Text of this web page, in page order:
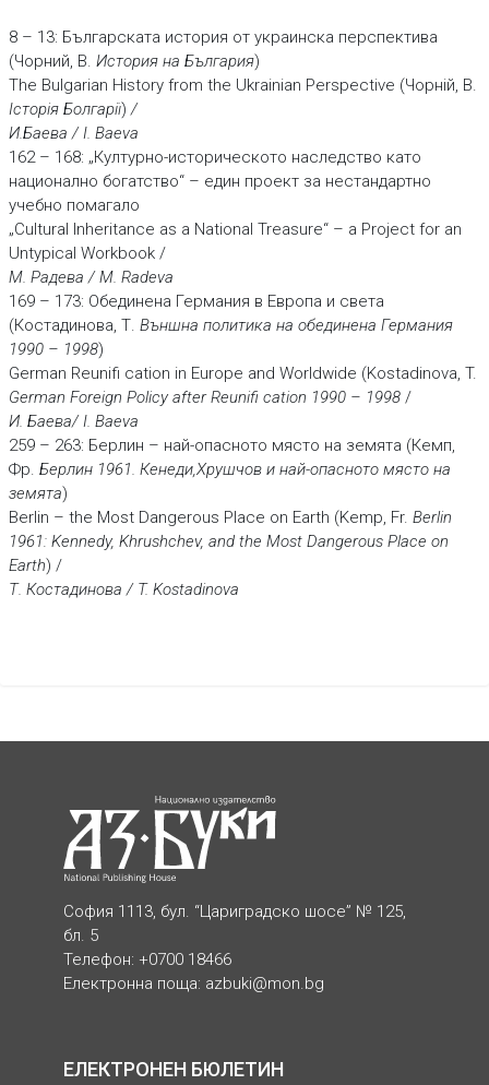
8 – 13: Българската история от украинска перспектива
(Чорний, В. История на България)
The Bulgarian History from the Ukrainian Perspective (Чорнiй, В.
Iсторiя Болгарiї)/
И.Баева / I. Baeva
162 – 168: „Културно-историческото наследство като
национално богатство“ – един проект за нестандартно
учебно помагало
„Cultural Inheritance as a National Treasure“ – a Project for an
Untypical Workbook /
М. Радева / M. Radeva
169 – 173: Обединена Германия в Европа и света
(Костадинова, Т. Външна политика на обединена Германия
1990 – 1998)
German Reunifi cation in Europe and Worldwide (Kostadinova, T.
German Foreign Policy after Reunifi cation 1990 – 1998/
И. Баева/ I. Baeva
259 – 263: Берлин – най-опасното място на земята (Кемп,
Фр. Берлин 1961. Кенеди,Хрушчов и най-опасното място на
земята)
Berlin – the Мost Dangerous Place on Earth (Kemp, Fr. Berlin
1961: Kennedy, Khrushchev, and the Most Dangerous Place on
Earth) /
Т. Костадинова / T. Kostadinova
София 1113, бул. “Цариградско шосе” № 125,
бл. 5
Телефон: +0700 18466
Електронна поща: azbuki@mon.bg
ЕЛЕКТРОНЕН БЮЛЕТИН